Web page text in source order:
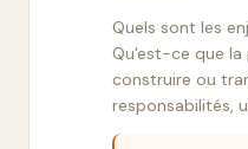
Quels sont les
Qu'est-ce que la
construire ou
responsabilités,